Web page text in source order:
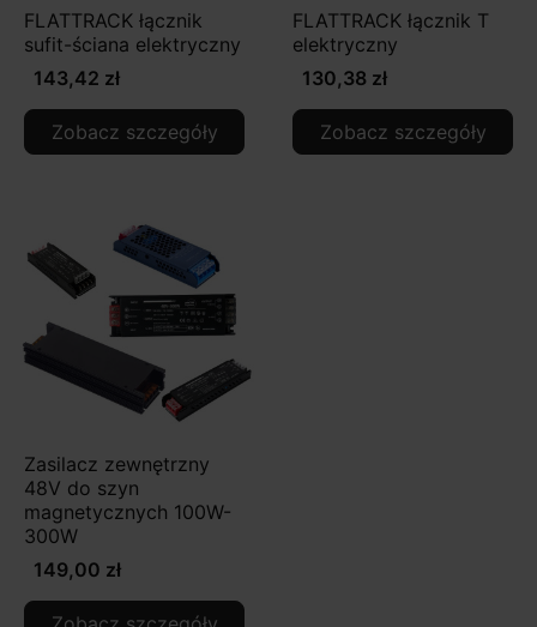
FLATTRACK łącznik
sufit-ściana elektryczny
143,42 zł
Zobacz szczegóły
FLATTRACK łącznik T
elektryczny
130,38 zł
Zobacz szczegóły
Zasilacz zewnętrzny
48V do szyn
magnetycznych 100W-
300W
149,00 zł